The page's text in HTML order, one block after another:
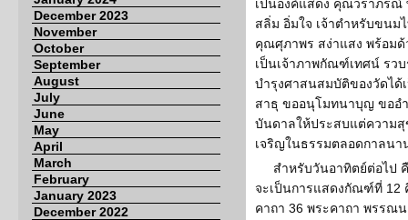
December 2023
November
October
September
August
July
June
May
April
March
February
January 2023
December 2022
เป็นองค์แสดง คุณวราภรณ์
สลิ่ม อิ่มใจ เจ้าตำหรับขน
คุณศุภาพร สง่าแสง พร้อม
เป็นเจ้าภาพกัณฑ์เทศน์ รว
บำรุงศาสนสมบัติของวัดได้
สาธุ ขออนุโมทนาบุญ ขออ
บันดาลให้ประสบแต่ความสุ
เจริญในธรรมตลอดกาลนา
สำหรับวันอาทิตย์ต่อไป
จะเป็นการแสดงกัณฑ์ที่ 12
คาถา 36 พระคาถา พรรณ